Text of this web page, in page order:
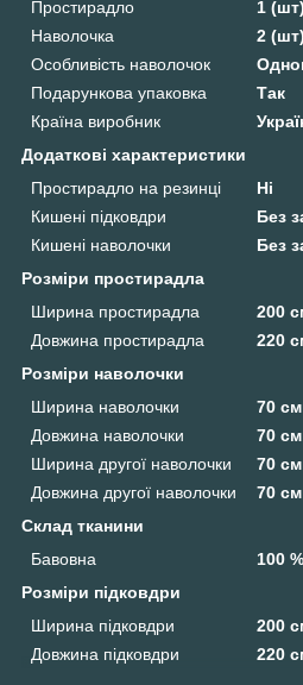
Простирадло
1 (шт)
Наволочка
2 (шт)
Особливість наволочок
Подарункова упаковка
Так
Країна виробник
Додаткові характеристики
Простирадло на резинці
Ні
Кишені підковдри
Без
Кишені наволочки
Без
Розміри простирадла
Ширина простирадла
200
Довжина простирадла
220
Розміри наволочки
Ширина наволочки
70 см
Довжина наволочки
70 см
Ширина другої наволочки
70 см
Довжина другої наволочки
70 см
Склад тканини
Бавовна
100 %
Розміри підковдри
Ширина підковдри
200
Довжина підковдри
220